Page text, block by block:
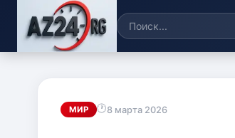
МИР 8 марта 2026